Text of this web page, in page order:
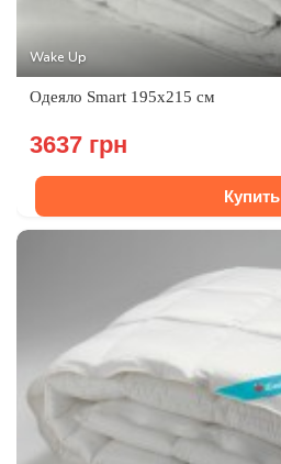
Wake Up
Одеяло Smart 195x215 см
3637 грн
Купить